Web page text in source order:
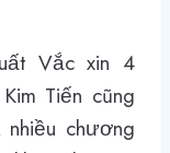
Vắc xin 4
Tiến cũng
chương